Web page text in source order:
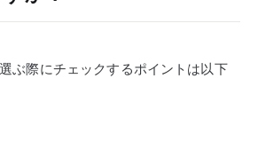
ぶ際にチェックするポイントは以下